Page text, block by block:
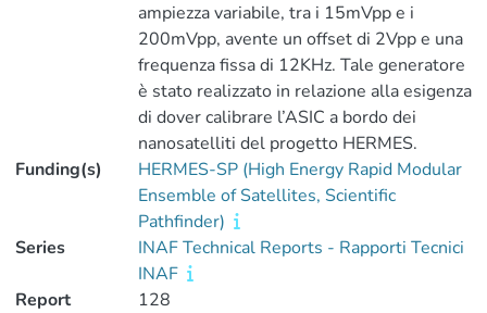
ampiezza variabile, tra i 15mVpp e i
200mVpp, avente un offset di 2Vpp e una
frequenza fissa di 12KHz. Tale generatore
è stato realizzato in relazione alla esigenza
di dover calibrare l’ASIC a bordo dei
nanosatelliti del progetto HERMES.
Funding(s)
HERMES-SP (High Energy Rapid Modular
Ensemble of Satellites, Scientific
Pathfinder)
Series
INAF Technical Reports - Rapporti Tecnici
INAF
Report
128